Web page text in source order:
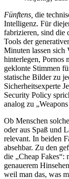
Fünftens, die
Intelligenz. Für
fabrizieren, sind die
Tools der
Minuten lassen sich
hinterlegen, Pornos
geklonte Stimmen
statische Bilder zu
Sicherheitsexperte
Security Policy
analog zu
Ob Menschen
oder aus Spaß und
relevant. In beiden
absehbar. Zu den
die „Cheap Fakes“:
genauerem
weil man das, was